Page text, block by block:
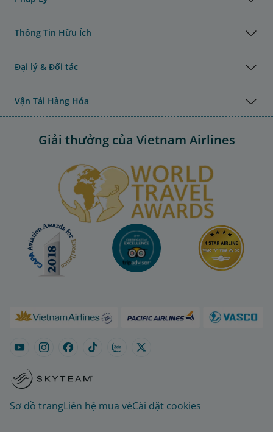
Thông Tin Hữu Ích
Đại lý & Đối tác
Vận Tải Hàng Hóa
Giải thưởng của Vietnam Airlines
Sơ đồ trangLiên hệ mua véCài đặt cookies